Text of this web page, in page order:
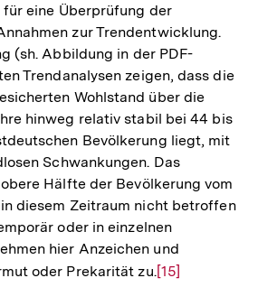
eine Überprüfung der
zur Trendentwicklung.
(sh. Abbildung in der PDF-
Trendanalysen zeigen, dass die
Wohlstand über die
hinweg relativ stabil bei 44 bis
Bevölkerung liegt, mit
Schwankungen. Das
Hälfte der Bevölkerung vom
diesem Zeitraum nicht betroffen
oder in einzelnen
hier Anzeichen und
oder Prekarität zu.Zur
[15]